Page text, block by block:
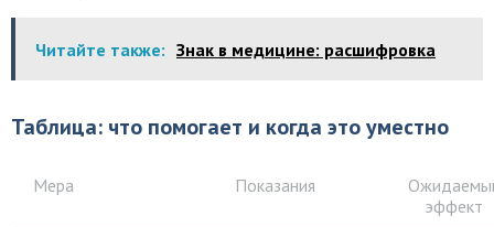
Читайте также: Знак в медицине: расшифровка
Таблица: что помогает и когда это уместно
Мера Показания
эффект